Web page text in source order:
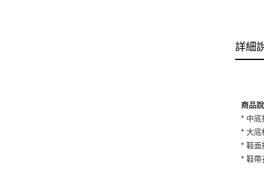
詳細
商品
* 中底
* 大底
* 鞋面
* 鞋帶